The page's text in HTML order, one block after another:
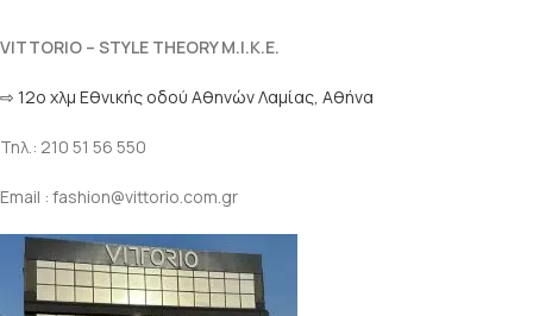
VITTORIO – STYLE THEORY M.I.K.E.
⇨ 12ο χλμ Eθνικής οδού Αθηνών Λαμίας, Αθήνα
Τηλ.: 210 51 56 550
Email : fashion@vittorio.com.gr